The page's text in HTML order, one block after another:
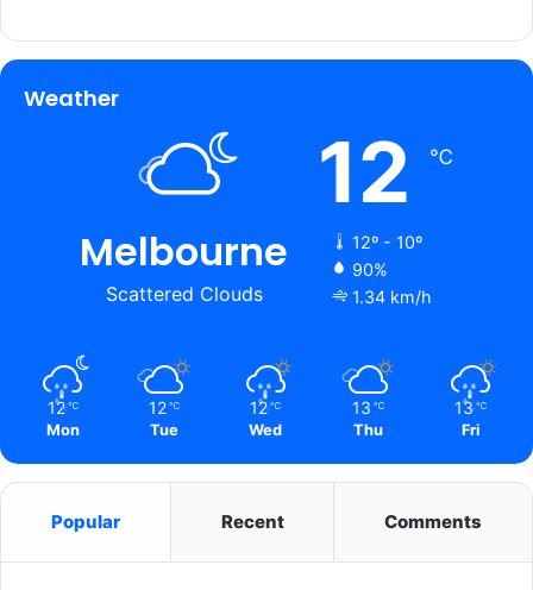
Weather
Melbourne
Scattered Clouds
12 ℃
12º - 10º
90%
1.34 km/h
12 ℃
Mon
12 ℃
Tue
12 ℃
Wed
13 ℃
Thu
13 ℃
Fri
Popular Recent Comments